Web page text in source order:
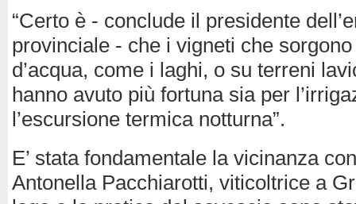
“Certo è - conclude il presidente
provinciale - che i vigneti che
d’acqua, come i laghi, o su terreni
hanno avuto più fortuna sia per
l’escursione termica notturna”.
E’ stata fondamentale la vicinanza
Antonella Pacchiarotti, viticoltrice a